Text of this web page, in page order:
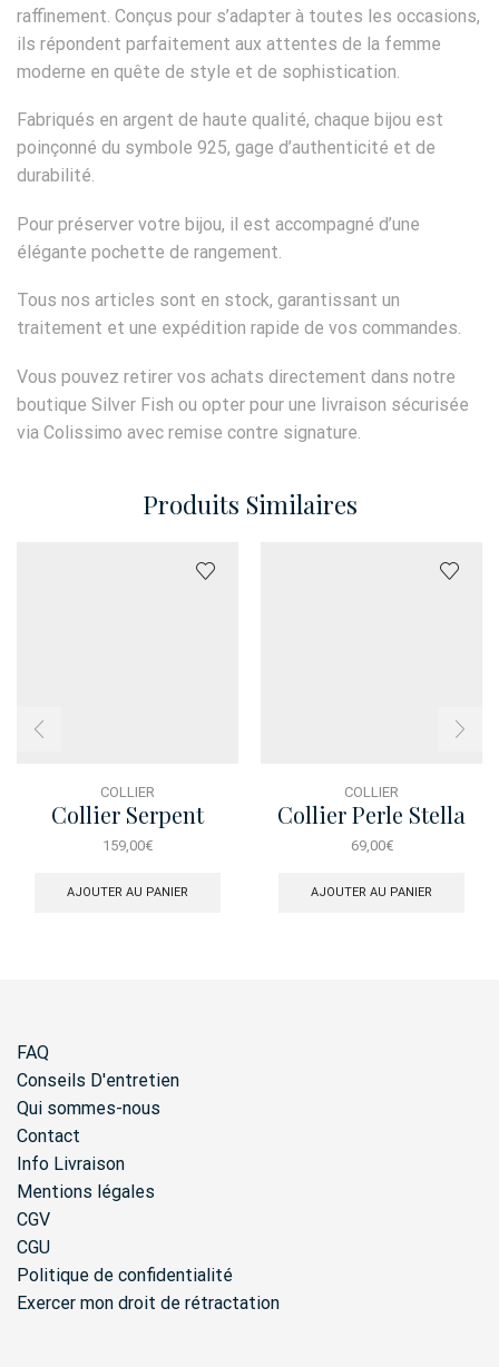
raffinement. Conçus pour s’adapter à toutes les occasions,
ils répondent parfaitement aux attentes de la femme
moderne en quête de style et de sophistication.
Fabriqués en argent de haute qualité, chaque bijou est
poinçonné du symbole 925, gage d’authenticité et de
durabilité.
Pour préserver votre bijou, il est accompagné d’une
élégante pochette de rangement.
Tous nos articles sont en stock, garantissant un
traitement et une expédition rapide de vos commandes.
Vous pouvez retirer vos achats directement dans notre
boutique Silver Fish ou opter pour une livraison sécurisée
via Colissimo avec remise contre signature.
Produits Similaires
COLLIER
Collier Serpent
159,00€
AJOUTER AU PANIER
COLLIER
Collier Perle Stella
Dore
69,00€
AJOUTER AU PANIER
FAQ
Conseils D'entretien
Qui sommes-nous
Contact
Info Livraison
Mentions légales
CGV
CGU
Politique de confidentialité
Exercer mon droit de rétractation